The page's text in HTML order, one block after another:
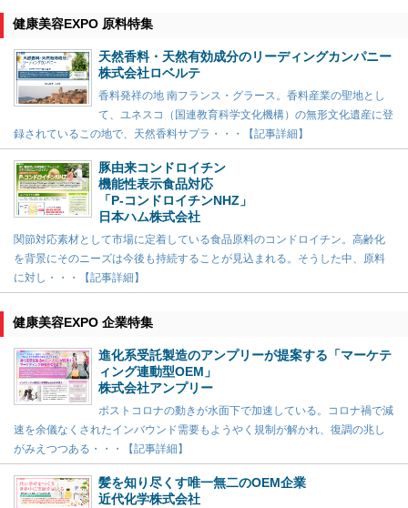
健康美容EXPO 原料特集
天然香料・天然有効成分のリーディングカンパニー
株式会社ロベルテ
香料発祥の地 南フランス・グラース。香料産業の聖地とし
て、ユネスコ（国連教育科学文化機構）の無形文化遺産に登
録されているこの地で、天然香料サプラ・・・【記事詳細】
豚由来コンドロイチン
機能性表示食品対応
「P-コンドロイチンNHZ」
日本ハム株式会社
関節対応素材として市場に定着している食品原料のコンドロイチン。高齢化
を背景にそのニーズは今後も持続することが見込まれる。そうした中、原料
に対し・・・【記事詳細】
健康美容EXPO 企業特集
進化系受託製造のアンプリーが提案する「マーケテ
ィング連動型OEM」
株式会社アンプリー
ポストコロナの動きが水面下で加速している。コロナ禍で減
速を余儀なくされたインバウンド需要もようやく規制が解かれ、復調の兆し
がみえつつある・・・【記事詳細】
髪を知り尽くす唯一無二のOEM企業
近代化学株式会社